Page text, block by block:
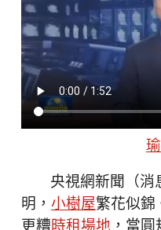
央視網新聞（消
明，小樹屋繁花似錦